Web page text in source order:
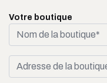
Votre boutique